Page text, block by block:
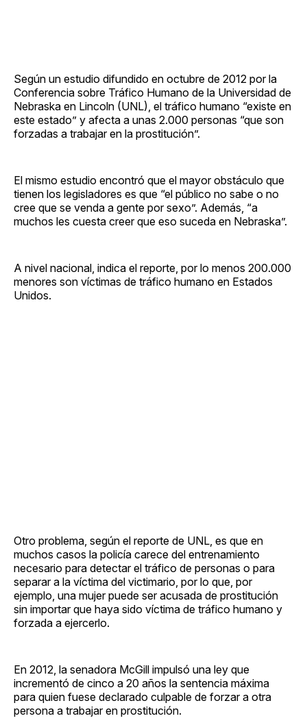
Según un estudio difundido en octubre de 2012 por la
Conferencia sobre Tráfico Humano de la Universidad de
Nebraska en Lincoln (UNL), el tráfico humano “existe en
este estado” y afecta a unas 2.000 personas “que son
forzadas a trabajar en la prostitución”.
El mismo estudio encontró que el mayor obstáculo que
tienen los legisladores es que “el público no sabe o no
cree que se venda a gente por sexo”. Además, “a
muchos les cuesta creer que eso suceda en Nebraska”.
A nivel nacional, indica el reporte, por lo menos 200.000
menores son víctimas de tráfico humano en Estados
Unidos.
Otro problema, según el reporte de UNL, es que en
muchos casos la policía carece del entrenamiento
necesario para detectar el tráfico de personas o para
separar a la víctima del victimario, por lo que, por
ejemplo, una mujer puede ser acusada de prostitución
sin importar que haya sido víctima de tráfico humano y
forzada a ejercerlo.
En 2012, la senadora McGill impulsó una ley que
incrementó de cinco a 20 años la sentencia máxima
para quien fuese declarado culpable de forzar a otra
persona a trabajar en prostitución.